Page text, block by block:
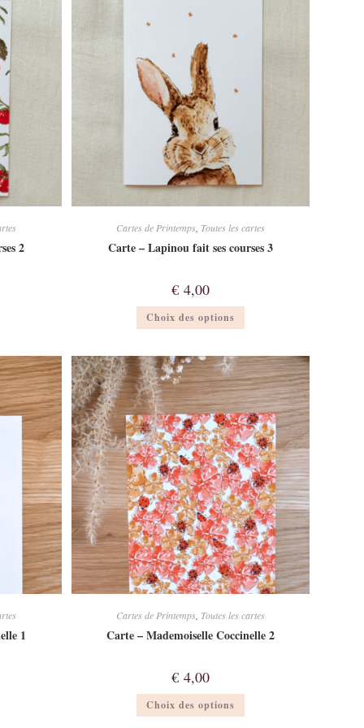
2
être
produit
Cartes de Printemps, Toutes les cartes
Carte – Lapinou fait ses courses 3
€ 4,00
Choix des options Ce
a
variations.
Les
options
peuvent
être
choisies
sur
la
page
du
produit
1
Cartes de Printemps Toutes les cartes
Carte – Mademoiselle Coccinelle 2
€ 4,00
Choix des options Ce
a